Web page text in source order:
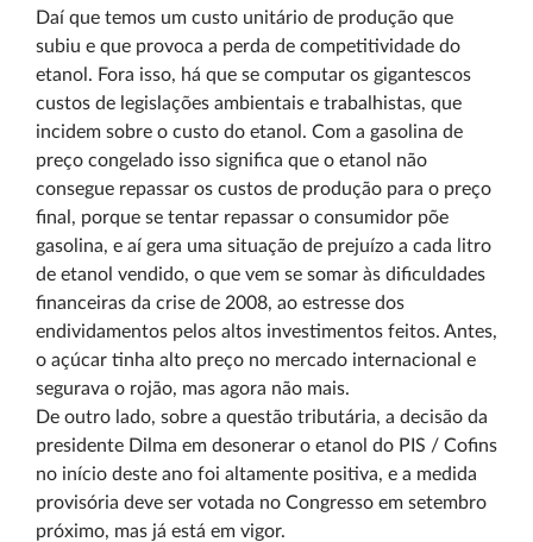
Daí que temos um custo unitário de produção que
subiu e que provoca a perda de competitividade do
etanol. Fora isso, há que se computar os gigantescos
custos de legislações ambientais e trabalhistas, que
incidem sobre o custo do etanol. Com a gasolina de
preço congelado isso significa que o etanol não
consegue repassar os custos de produção para o preço
final, porque se tentar repassar o consumidor põe
gasolina, e aí gera uma situação de prejuízo a cada litro
de etanol vendido, o que vem se somar às dificuldades
financeiras da crise de 2008, ao estresse dos
endividamentos pelos altos investimentos feitos. Antes,
o açúcar tinha alto preço no mercado internacional e
segurava o rojão, mas agora não mais.
De outro lado, sobre a questão tributária, a decisão da
presidente Dilma em desonerar o etanol do PIS / Cofins
no início deste ano foi altamente positiva, e a medida
provisória deve ser votada no Congresso em setembro
próximo, mas já está em vigor.